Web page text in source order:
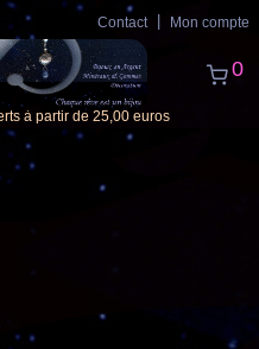
Contact Mon compte
0
à partir de 25,00 euros